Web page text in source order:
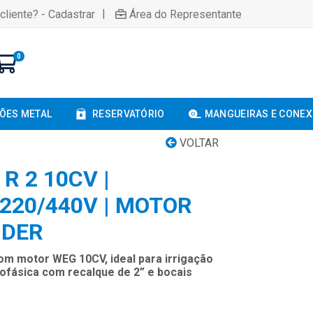
- Cadastrar | Área do Representante
0
METAL RESERVATÓRIO MANGUEIRAS E
VOLTAR
2 10CV |
440V | MOTOR
motor WEG 10CV, ideal para irrigação
com recalque de 2” e bocais